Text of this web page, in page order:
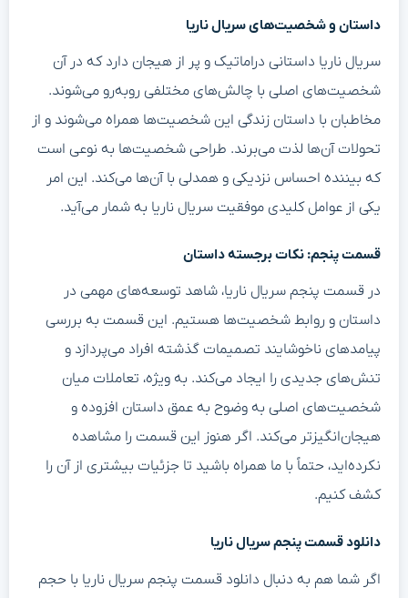
داستان و شخصیت‌های سریال ناریا
سریال ناریا داستانی دراماتیک و پر از هیجان دارد که در آن
شخصیت‌های اصلی با چالش‌های مختلفی روبه‌رو می‌شوند.
مخاطبان با داستان زندگی این شخصیت‌ها همراه می‌شوند و از
تحولات آن‌ها لذت می‌برند. طراحی شخصیت‌ها به نوعی است
که بیننده احساس نزدیکی و همدلی با آن‌ها می‌کند. این امر
یکی از عوامل کلیدی موفقیت سریال ناریا به شمار می‌آید.
قسمت پنجم: نکات برجسته داستان
در قسمت پنجم سریال ناریا، شاهد توسعه‌های مهمی در
داستان و روابط شخصیت‌ها هستیم. این قسمت به بررسی
پیامدهای ناخوشایند تصمیمات گذشته افراد می‌پردازد و
تنش‌های جدیدی را ایجاد می‌کند. به ویژه، تعاملات میان
شخصیت‌های اصلی به وضوح به عمق داستان افزوده و
هیجان‌انگیزتر می‌کند. اگر هنوز این قسمت را مشاهده
نکرده‌اید، حتماً با ما همراه باشید تا جزئیات بیشتری از آن را
کشف کنیم.
دانلود قسمت پنجم سریال ناریا
اگر شما هم به دنبال دانلود قسمت پنجم سریال ناریا با حجم